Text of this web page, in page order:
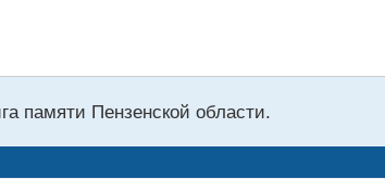
памяти Пензенской области.